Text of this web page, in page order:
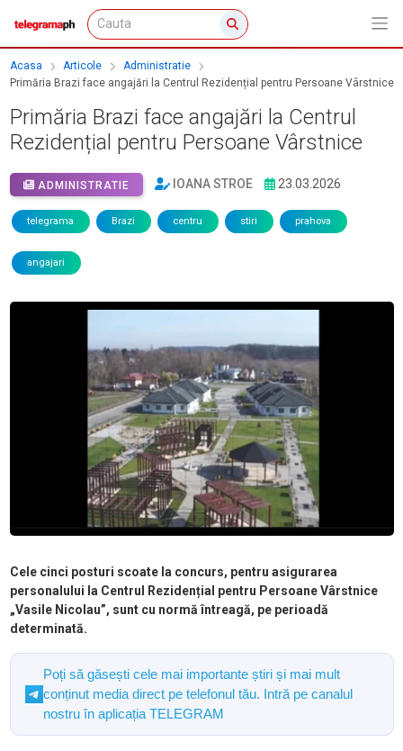
Acasa Articole
Administratie
Primăria Brazi face angajări la Centrul Rezidențial pentru Persoane Vârstnice
Primăria Brazi face angajări la Centrul
Rezidențial pentru Persoane Vârstnice
ADMINISTRATIE IOANA STROE 23.03.2026
telegrama Brazi centru stiri prahova
angajari
Cele cinci posturi scoate la concurs, pentru asigurarea
personalului la Centrul Rezidențial pentru Persoane Vârstnice
„Vasile Nicolau”, sunt cu normă întreagă, pe perioadă
determinată.
Poți să găsești cele mai importante știri și mai mult
conținut media direct pe telefonul tău. Intră pe canalul
nostru în aplicația TELEGRAM